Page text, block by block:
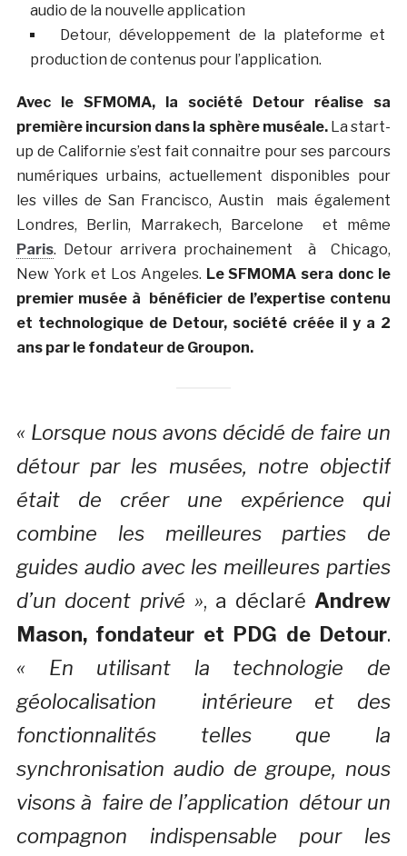
audio de la nouvelle application
Detour, développement de la plateforme et
production de contenus pour l’application.
Avec le SFMOMA, la société Detour réalise sa
première incursion dans la sphère muséale.La start-
up de Californie s’est fait connaitre pour ses parcours
numériques urbains, actuellement disponibles pour
les villes de San Francisco, Austin mais également
Londres, Berlin, Marrakech, Barcelone et même
Paris. Detour arrivera prochainement àChicago,
New York et Los Angeles. Le SFMOMA sera donc le
premier musée à bénéficier de l’expertise contenu
et technologique de Detour, société créée il y a 2
ans par le fondateur de Groupon.
« Lorsque nous avons décidé de faire un
détour par les musées, notre objectif
était de créer une expérience qui
combine les meilleures parties de
guides audio avec les meilleures parties
d’un docent privé », a déclaré Andrew
Mason, fondateur et PDG de Detour.
« En utilisant la technologie de
géolocalisation intérieure et des
fonctionnalités telles que la
synchronisation audio de groupe, nous
visons à faire de l’application détour un
compagnon indispensable pour les